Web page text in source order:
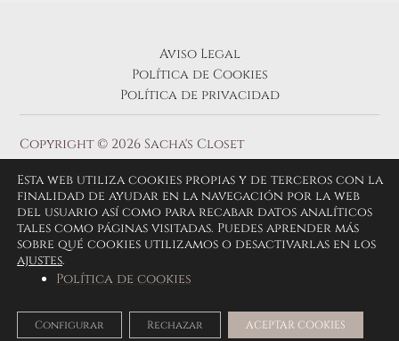
Aviso Legal
Política de Cookies
Política de privacidad
Copyright © 2026 Sacha's Closet
Esta web utiliza cookies propias y de terceros con la
finalidad de ayudar en la navegación por la web
del usuario así como para recabar datos analíticos
tales como páginas visitadas. Puedes aprender más
sobre qué cookies utilizamos o desactivarlas en los
ajustes.
Política de cookies
ACEPTAR COOKIES
Rechazar
Configurar